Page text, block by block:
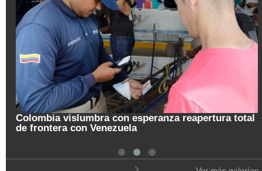
Colombia vislumbra con esperanza reapertura total
de frontera con Venezuela